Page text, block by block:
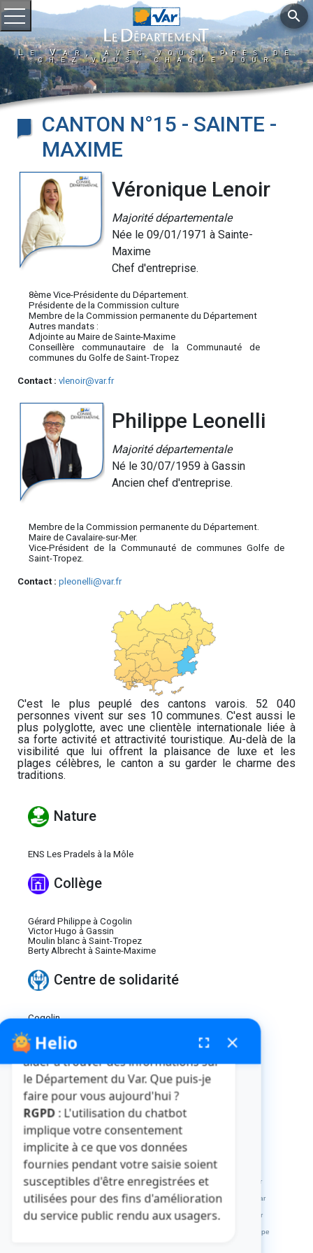
Ouvrir le menu
Le Var, avec vous, près de
chez vous, chaque jour
search
CANTON N°15 - SAINTE -
MAXIME
Véronique Lenoir
Majorité départementale
Née le 09/01/1971 à Sainte-
Maxime
Chef d'entreprise.
8ème Vice-Présidente du Département.
Présidente de la Commission culture
Membre de la Commission permanente du Département
Autres mandats :
Adjointe au Maire de Sainte-Maxime
Conseillère communautaire de la Communauté de
communes du Golfe de Saint-Tropez
Contact : vlenoir@var.fr
Philippe Leonelli
Majorité départementale
Né le 30/07/1959 à Gassin
Ancien chef d'entreprise.
Membre de la Commission permanente du Département.
Maire de Cavalaire-sur-Mer.
Vice-Président de la Communauté de communes Golfe de
Saint-Tropez.
Contact : pleonelli@var.fr
C'est le plus peuplé des cantons varois. 52 040
personnes vivent sur ses 10 communes. C'est aussi le
plus polyglotte, avec une clientèle internationale liée à
sa forte activité et attractivité touristique. Au-delà de la
visibilité que lui offrent la plaisance de luxe et les
plages célèbres, le canton a su garder le charme des
traditions.
Nature
ENS Les Pradels à la Môle
Collège
Gérard Philippe à Cogolin
Victor Hugo à Gassin
Moulin blanc à Saint-Tropez
Berty Albrecht à Sainte-Maxime
Centre de solidarité
Cogolin
Affichage des résultats 211 - 245 parmi 252.
Page
1 ...Pages intermédiaires Utilisez TAB
Page
6 7
Crédits et mentions légales Plan du site La médiathèque
L'abbaye de La Celle L'HDE Var Visitvar La MDPH du Var
Archives départementales du Var Muséum départemental du Var
Le site des collèges du Var Le site des marchés publics du Var
Service Europe
Helio fenêtre de chatbot
fullscreen close
Bonjour, je suis Helio. Je peux vous
aider à trouver des informations sur
le Département du Var. Que puis-je
faire pour vous aujourd'hui ?
RGPD : L'utilisation du chatbot
implique votre consentement
implicite à ce que vos données
fournies pendant votre saisie soient
susceptibles d'être enregistrées et
utilisées pour des fins d'amélioration
du service public rendu aux usagers.